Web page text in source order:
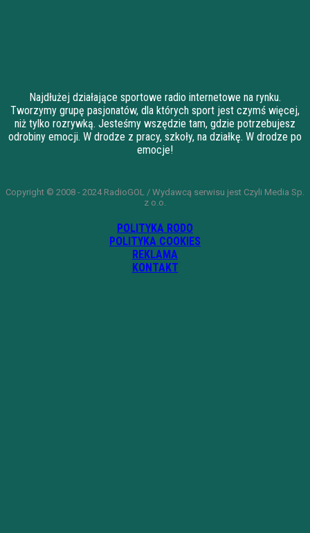
Najdłużej działające sportowe radio internetowe na rynku.
Tworzymy grupę pasjonatów, dla których sport jest czymś więcej,
niż tylko rozrywką. Jesteśmy wszędzie tam, gdzie potrzebujesz
odrobiny emocji. W drodze z pracy, szkoły, na działkę. W drodze po
emocje!
Copyright © 2008 - 2024 RadioGOL / Wydawcą serwisu jest Czyli Media Sp.
z o.o.
POLITYKA RODO
POLITYKA COOKIES
REKLAMA
KONTAKT